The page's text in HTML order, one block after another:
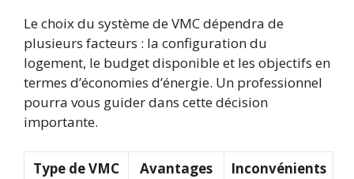
Le choix du système de VMC dépendra de
plusieurs facteurs : la configuration du
logement, le budget disponible et les objectifs en
termes d’économies d’énergie. Un professionnel
pourra vous guider dans cette décision
importante.
Type de VMC Avantages Inconvénients